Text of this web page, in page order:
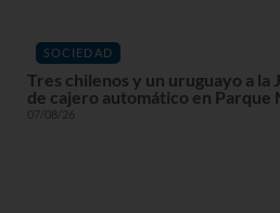
SOCIEDAD
Tres chilenos y un uruguayo a la
de cajero automático en Parque
07/08/26